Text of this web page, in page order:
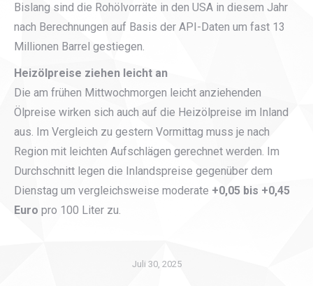
Bislang sind die Rohölvorräte in den USA in diesem Jahr
nach Berechnungen auf Basis der API-Daten um fast 13
Millionen Barrel gestiegen.
Heizölpreise ziehen leicht an
Die am frühen Mittwochmorgen leicht anziehenden
Ölpreise wirken sich auch auf die Heizölpreise im Inland
aus. Im Vergleich zu gestern Vormittag muss je nach
Region mit leichten Aufschlägen gerechnet werden. Im
Durchschnitt legen die Inlandspreise gegenüber dem
Dienstag um vergleichsweise moderate +0,05 bis +0,45
Euro pro 100 Liter zu.
Juli 30, 2025